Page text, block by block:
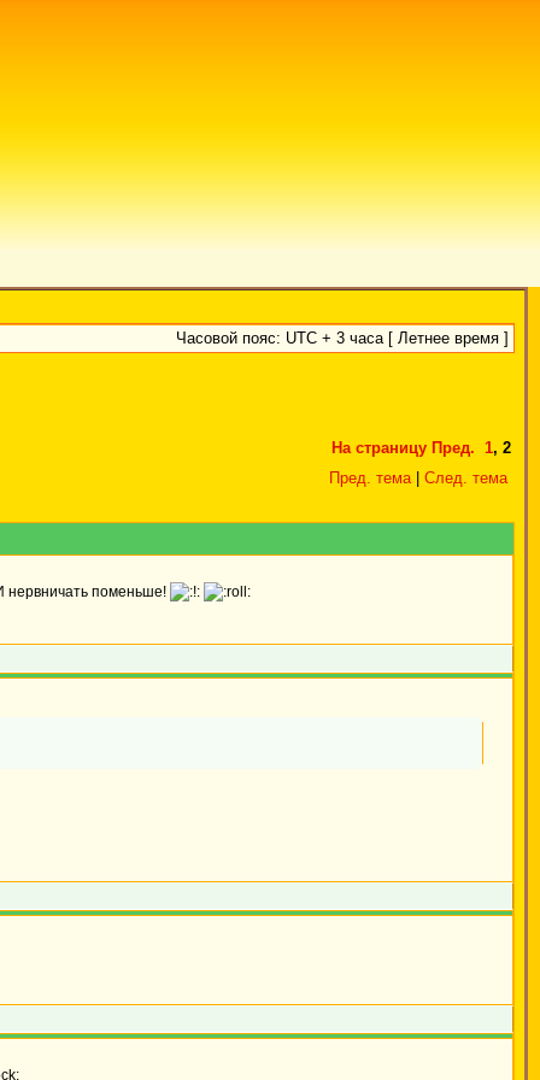
Часовой пояс: UTC + 3 часа [ Летнее время ]
На страницу Пред. 1, 2
Пред. тема| След. тема
нервничать поменьше!